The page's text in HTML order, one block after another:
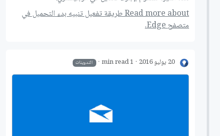
Read more about طريقة تفعيل تنبيه بدء التحميل في
متصفح Edge.
20 يوليو 2016 1 min read التدوينات